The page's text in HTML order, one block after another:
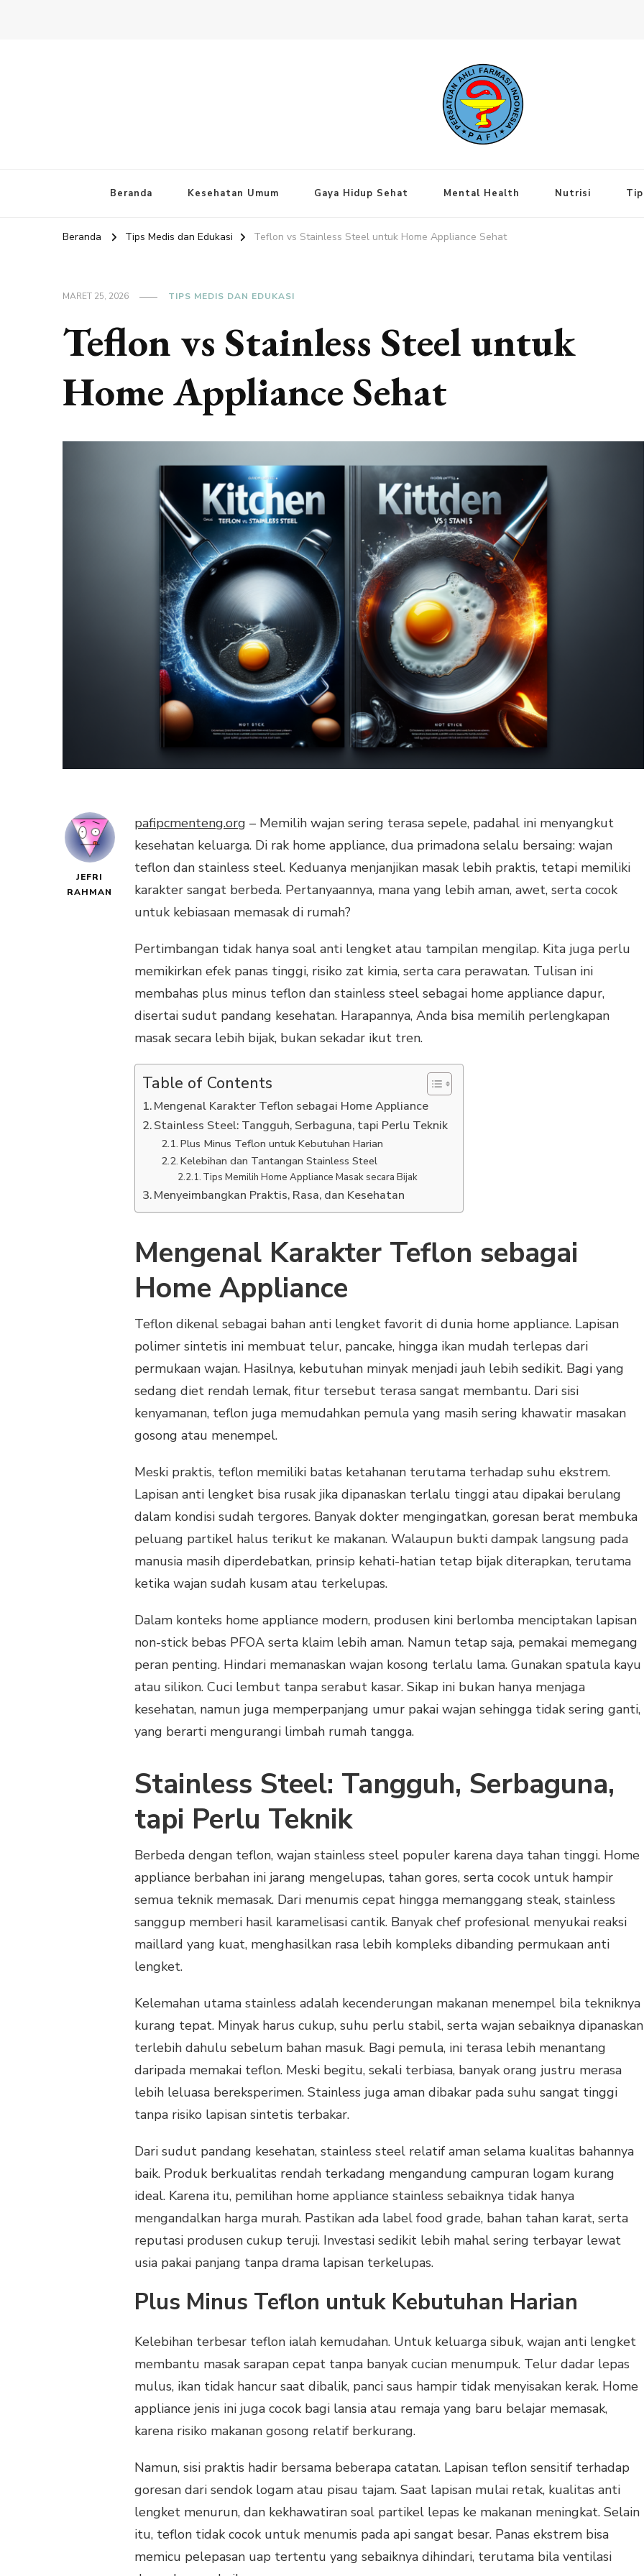
Beranda Kesehatan Umum Gaya Hidup Sehat Mental Health Nutrisi
Beranda Tips Medis dan Edukasi Teflon vs Stainless Steel untuk Home Appliance Sehat
MARET 25, 2026 TIPS MEDIS DAN EDUKASI
Teflon vs Stainless Steel untuk
Home Appliance Sehat
JEFRI
RAHMAN
pafipcmenteng.org – Memilih wajan sering terasa sepele, padahal ini menyangkut
kesehatan keluarga. Di rak home appliance, dua primadona selalu bersaing: wajan
teflon dan stainless steel. Keduanya menjanjikan masak lebih praktis, tetapi memiliki
karakter sangat berbeda. Pertanyaannya, mana yang lebih aman, awet, serta cocok
untuk kebiasaan memasak di rumah?
Pertimbangan tidak hanya soal anti lengket atau tampilan mengilap. Kita juga perlu
memikirkan efek panas tinggi, risiko zat kimia, serta cara perawatan. Tulisan ini
membahas plus minus teflon dan stainless steel sebagai home appliance dapur,
disertai sudut pandang kesehatan. Harapannya, Anda bisa memilih perlengkapan
masak secara lebih bijak, bukan sekadar ikut tren.
Table of Contents
Mengenal Karakter Teflon sebagai Home Appliance
Stainless Steel: Tangguh, Serbaguna, tapi Perlu Teknik
Plus Minus Teflon untuk Kebutuhan Harian
Kelebihan dan Tantangan Stainless Steel
Tips Memilih Home Appliance Masak secara Bijak
Menyeimbangkan Praktis, Rasa, dan Kesehatan
Mengenal Karakter Teflon sebagai
Home Appliance
Teflon dikenal sebagai bahan anti lengket favorit di dunia home appliance. Lapisan
polimer sintetis ini membuat telur, pancake, hingga ikan mudah terlepas dari
permukaan wajan. Hasilnya, kebutuhan minyak menjadi jauh lebih sedikit. Bagi yang
sedang diet rendah lemak, fitur tersebut terasa sangat membantu. Dari sisi
kenyamanan, teflon juga memudahkan pemula yang masih sering khawatir masakan
gosong atau menempel.
Meski praktis, teflon memiliki batas ketahanan terutama terhadap suhu ekstrem.
Lapisan anti lengket bisa rusak jika dipanaskan terlalu tinggi atau dipakai berulang
dalam kondisi sudah tergores. Banyak dokter mengingatkan, goresan berat membuka
peluang partikel halus terikut ke makanan. Walaupun bukti dampak langsung pada
manusia masih diperdebatkan, prinsip kehati-hatian tetap bijak diterapkan, terutama
ketika wajan sudah kusam atau terkelupas.
Dalam konteks home appliance modern, produsen kini berlomba menciptakan lapisan
non-stick bebas PFOA serta klaim lebih aman. Namun tetap saja, pemakai memegang
peran penting. Hindari memanaskan wajan kosong terlalu lama. Gunakan spatula kayu
atau silikon. Cuci lembut tanpa serabut kasar. Sikap ini bukan hanya menjaga
kesehatan, namun juga memperpanjang umur pakai wajan sehingga tidak sering ganti,
yang berarti mengurangi limbah rumah tangga.
Stainless Steel: Tangguh, Serbaguna,
tapi Perlu Teknik
Berbeda dengan teflon, wajan stainless steel populer karena daya tahan tinggi. Home
appliance berbahan ini jarang mengelupas, tahan gores, serta cocok untuk hampir
semua teknik memasak. Dari menumis cepat hingga memanggang steak, stainless
sanggup memberi hasil karamelisasi cantik. Banyak chef profesional menyukai reaksi
maillard yang kuat, menghasilkan rasa lebih kompleks dibanding permukaan anti
lengket.
Kelemahan utama stainless adalah kecenderungan makanan menempel bila tekniknya
kurang tepat. Minyak harus cukup, suhu perlu stabil, serta wajan sebaiknya dipanaskan
terlebih dahulu sebelum bahan masuk. Bagi pemula, ini terasa lebih menantang
daripada memakai teflon. Meski begitu, sekali terbiasa, banyak orang justru merasa
lebih leluasa bereksperimen. Stainless juga aman dibakar pada suhu sangat tinggi
tanpa risiko lapisan sintetis terbakar.
Dari sudut pandang kesehatan, stainless steel relatif aman selama kualitas bahannya
baik. Produk berkualitas rendah terkadang mengandung campuran logam kurang
ideal. Karena itu, pemilihan home appliance stainless sebaiknya tidak hanya
mengandalkan harga murah. Pastikan ada label food grade, bahan tahan karat, serta
reputasi produsen cukup teruji. Investasi sedikit lebih mahal sering terbayar lewat
usia pakai panjang tanpa drama lapisan terkelupas.
Plus Minus Teflon untuk Kebutuhan Harian
Kelebihan terbesar teflon ialah kemudahan. Untuk keluarga sibuk, wajan anti lengket
membantu masak sarapan cepat tanpa banyak cucian menumpuk. Telur dadar lepas
mulus, ikan tidak hancur saat dibalik, panci saus hampir tidak menyisakan kerak. Home
appliance jenis ini juga cocok bagi lansia atau remaja yang baru belajar memasak,
karena risiko makanan gosong relatif berkurang.
Namun, sisi praktis hadir bersama beberapa catatan. Lapisan teflon sensitif terhadap
goresan dari sendok logam atau pisau tajam. Saat lapisan mulai retak, kualitas anti
lengket menurun, dan kekhawatiran soal partikel lepas ke makanan meningkat. Selain
itu, teflon tidak cocok untuk menumis pada api sangat besar. Panas ekstrem bisa
memicu pelepasan uap tertentu yang sebaiknya dihindari, terutama bila ventilasi